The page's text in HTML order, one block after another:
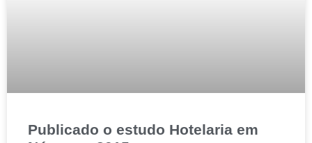
Publicado o estudo Hotelaria em